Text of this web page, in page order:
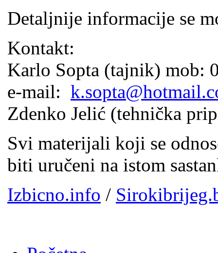
Detaljnije informacije se
Kontakt:
Karlo Sopta (tajnik) mob:
e-mail:
Zdenko Jelić (tehnička
Svi materijali koji se
biti uručeni na istom
Izbicno.info /